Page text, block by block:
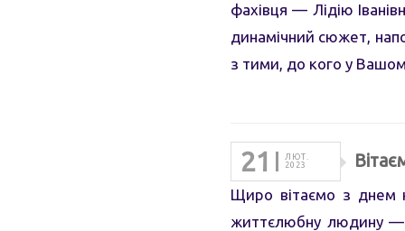
фахівця — Лідію
динамічний сюжет,
з тими, до кого у
21
ЛЮТ.
2023
Щиро вітаємо з днем
життєлюбну людину —